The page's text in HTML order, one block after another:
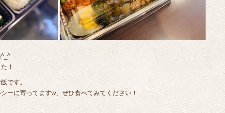
！
です。
ーに寄ってますw、ぜひ食べてみてください！